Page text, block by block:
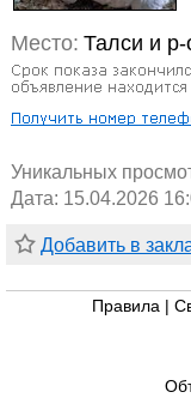
Место: Талси и р-
Уникальных
Дата: 15.04.2026
Добавить в
Правила